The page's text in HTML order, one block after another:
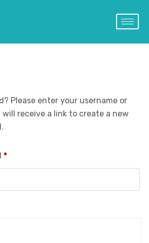
Please enter your username or
will receive a link to create a new
*